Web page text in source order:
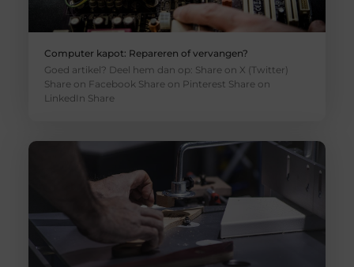
Computer kapot: Repareren of vervangen?
Goed artikel? Deel hem dan op: Share on X (Twitter)
Share on Facebook Share on Pinterest Share on
LinkedIn Share